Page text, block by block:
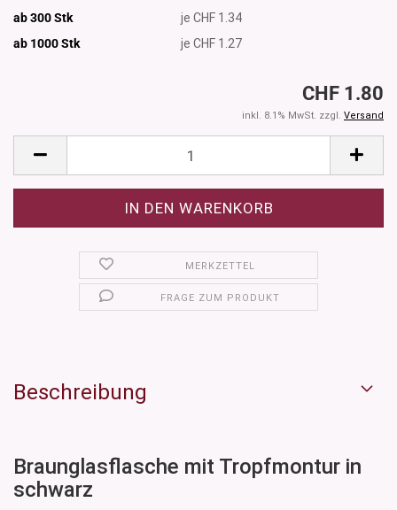
ab 300 Stk
je CHF 1.34
ab 1000Stk je CHF 1.27
CHF 1.80
inkl. 8.1% MwSt. zzgl. Versand
MERKZETTEL
FRAGE ZUM PRODUKT
Beschreibung
Braunglasflasche mit Tropfmontur in
schwarz